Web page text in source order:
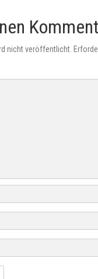
nicht veröffentlicht.